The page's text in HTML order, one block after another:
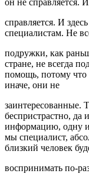
он не справляется.
справляется. И
специалистам. Не
подружки, как
стране, не всегда
помощь, потому что
иначе, они не
заинтересованные.
беспристрастно, да
информацию, одну
мы специалист,
близкий человек
воспринимать по-